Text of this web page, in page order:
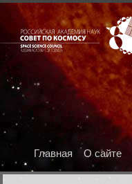
Главная О сайте